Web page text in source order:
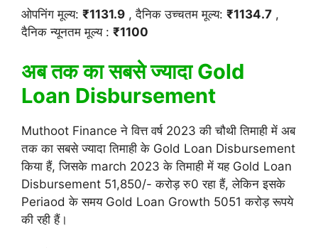
ओपनिंग मूल्य: ₹1131.9 , दैनिक उच्चतम मूल्य: ₹1134.7 ,
दैनिक न्यूनतम मूल्य : ₹1100
अब तक का सबसे ज्यादा Gold
Loan Disbursement
Muthoot Finance ने वित्त वर्ष 2023 की चौथी तिमाही में अब
तक का सबसे ज्यादा तिमाही के Gold Loan Disbursement
किया हैं, जिसके march 2023 के तिमाही में यह Gold Loan
Disbursement 51,850/- करोड़ रु0 रहा हैं, लेकिन इसके
Periaod के समय Gold Loan Growth 5051 करोड़ रूपये
की रही हैं।